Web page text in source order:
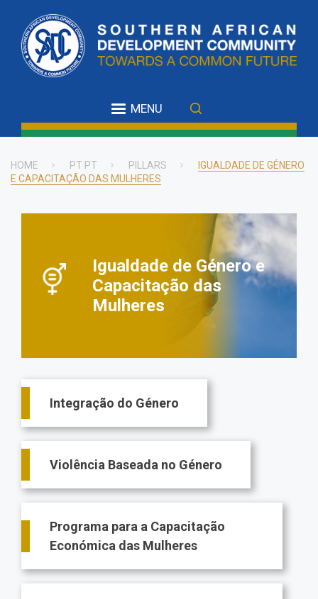
main
content
MENU
Breadcrumb
HOME PT PT PILLARS
IGUALDADE DE GÉNERO
E CAPACITAÇÃO DAS MULHERES
Igualdade de Género e
Capacitação das
Mulheres
Main
navigation
Integração do Género
Violência Baseada no Género
Programa para a Capacitação
Económica das Mulheres